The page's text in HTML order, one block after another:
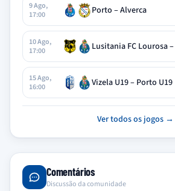
9 Ago,
17:00
Porto – Alverca
10 Ago,
17:00
Lusitania FC Lourosa
15 Ago,
16:00
Vizela U19 – Porto U19
Ver todos os jogos →
Comentários
Discussão da comunidade